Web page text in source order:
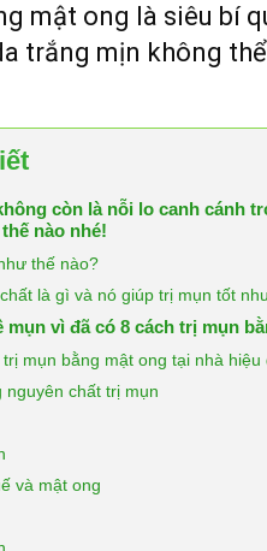
mật ong là siêu bí
trắng mịn không
còn là nỗi lo canh cánh
nào nhé!
thế nào?
là gì và nó giúp trị mụn tốt
mụn vì đã có 8 cách trị mụn
mụn bằng mật ong tại nhà hiệu
nguyên chất trị mụn
và mật ong